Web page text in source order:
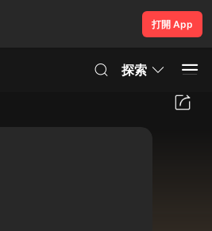
打開 App
探索